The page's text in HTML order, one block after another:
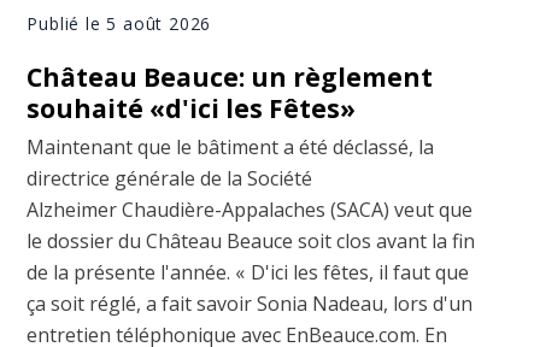
Publié le 5 août 2026
Château Beauce: un règlement
souhaité «d'ici les Fêtes»
Maintenant que le bâtiment a été déclassé, la
directrice générale de la Société
Alzheimer Chaudière-Appalaches (SACA) veut que
le dossier du Château Beauce soit clos avant la fin
de la présente l'année. « D'ici les fêtes, il faut que
ça soit réglé, a fait savoir Sonia Nadeau, lors d'un
entretien téléphonique avec EnBeauce.com. En